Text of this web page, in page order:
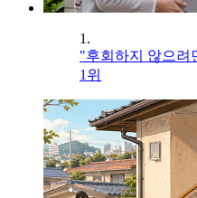
1.
"후회하지 않으려
1위